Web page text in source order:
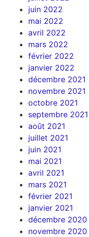
juin 2022
mai 2022
avril 2022
mars 2022
février 2022
janvier 2022
décembre 2021
novembre 2021
octobre 2021
septembre 2021
août 2021
juillet 2021
juin 2021
mai 2021
avril 2021
mars 2021
février 2021
janvier 2021
décembre 2020
novembre 2020